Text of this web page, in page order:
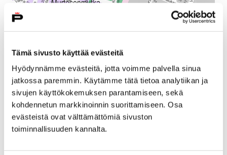
Tämä sivusto käyttää evästeitä
Hyödynnämme evästeitä, jotta voimme palvella sinua
jatkossa paremmin. Käytämme tätä tietoa analytiikan ja
sivujen käyttökokemuksen parantamiseen, sekä
kohdennetun markkinoinnin suorittamiseen. Osa
evästeistä ovat välttämättömiä sivuston
toiminnallisuuden kannalta.
alueen liikenteeseen kesäkuussa